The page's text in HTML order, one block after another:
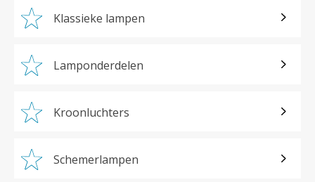
Klassieke lampen
Lamponderdelen
Kroonluchters
Schemerlampen